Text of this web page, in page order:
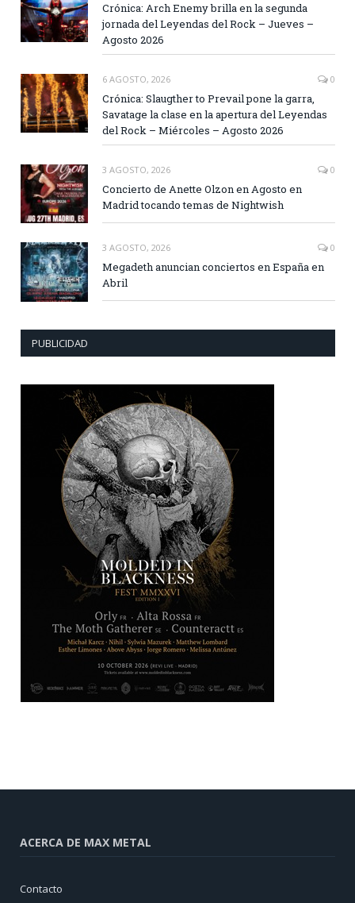
Crónica: Arch Enemy brilla en la segunda
jornada del Leyendas del Rock – Jueves –
Agosto 2026
6 AGOSTO, 2026 0
Crónica: Slaugther to Prevail pone la garra,
Savatage la clase en la apertura del Leyendas
del Rock – Miércoles – Agosto 2026
3 AGOSTO, 2026 0
Concierto de Anette Olzon en Agosto en
Madrid tocando temas de Nightwish
3 AGOSTO, 2026 0
Megadeth anuncian conciertos en España en
Abril
PUBLICIDAD
ACERCA DE MAX METAL
Contacto